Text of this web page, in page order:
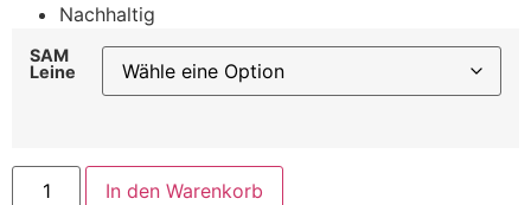
Nachhaltig
SAM
Leine
In den Warenkorb